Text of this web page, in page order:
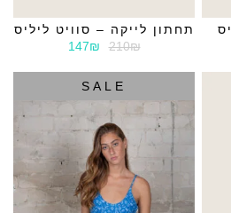
תחתון לייקה – סוויט ליליס
210₪
147₪
SALE